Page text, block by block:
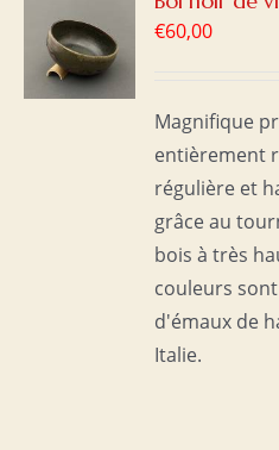
€60,00
Magnifique
entièrement
régulière et
grâce au
bois à très
couleurs
d'émaux de
Italie.